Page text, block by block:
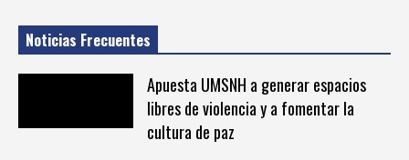
Noticias Frecuentes
Apuesta UMSNH a generar espacios
libres de violencia y a fomentar la
cultura de paz